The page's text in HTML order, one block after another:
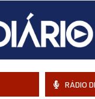
RÁDIO